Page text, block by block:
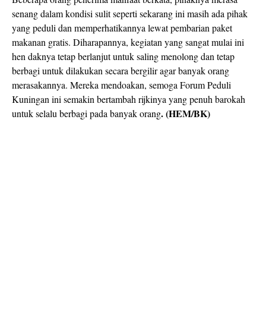
senang dalam kondisi sulit seperti sekarang ini masih ada pihak
yang peduli dan memperhatikannya lewat pembarian paket
makanan gratis. Diharapannya, kegiatan yang sangat mulai ini
hen daknya tetap berlanjut untuk saling menolong dan tetap
berbagi untuk dilakukan secara bergilir agar banyak orang
merasakannya. Mereka mendoakan, semoga Forum Peduli
Kuningan ini semakin bertambah rijkinya yang penuh barokah
untuk selalu berbagi pada banyak orang. (HEM/BK)